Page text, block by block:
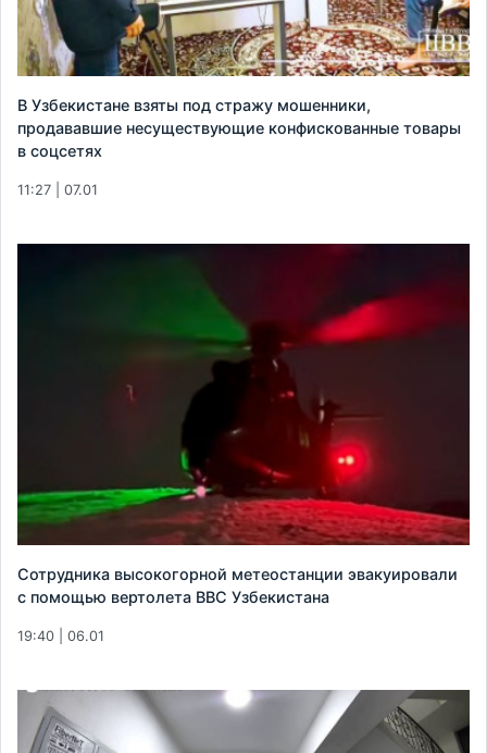
В Узбекистане взяты под стражу мошенники,
продававшие несуществующие конфискованные товары
в соцсетях
11:27 | 07.01
Сотрудника высокогорной метеостанции эвакуировали
с помощью вертолета ВВС Узбекистана
19:40 | 06.01